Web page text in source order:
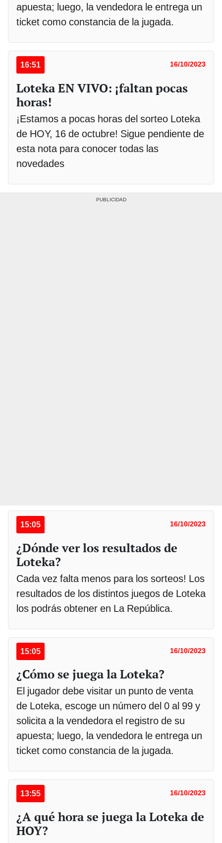
apuesta; luego, la vendedora le entrega un
ticket como constancia de la jugada.
16:51 16/10/2023
Loteka EN VIVO: ¡faltan pocas
horas!
¡Estamos a pocas horas del sorteo Loteka
de HOY, 16 de octubre! Sigue pendiente de
esta nota para conocer todas las
novedades
15:05 16/10/2023
¿Dónde ver los resultados de
Loteka?
Cada vez falta menos para los sorteos! Los
resultados de los distintos juegos de Loteka
los podrás obtener en La República.
15:05 16/10/2023
¿Cómo se juega la Loteka?
El jugador debe visitar un punto de venta
de Loteka, escoge un número del 0 al 99 y
solicita a la vendedora el registro de su
apuesta; luego, la vendedora le entrega un
ticket como constancia de la jugada.
13:55 16/10/2023
¿A qué hora se juega la Loteka de
HOY?